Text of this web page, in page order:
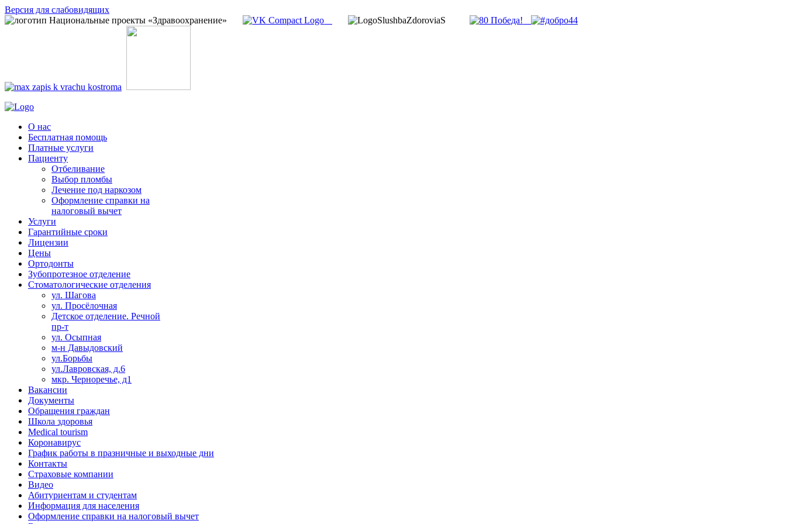
Версия для слабовидящих
О нас
Бесплатная помощь
Платные услуги
Пациенту
Отбеливание
Выбор пломбы
Лечение под наркозом
Оформление справки на
налоговый вычет
Услуги
Гарантийные сроки
Лицензии
Цены
Ортодонты
Зубопротезное отделение
Стоматологические отделения
ул. Шагова
ул. Просёлочная
Детское отделение. Речной
пр-т
ул. Осыпная
м-н Давыдовский
ул.Борьбы
ул.Лавровская, д.6
мкр. Черноречье, д1
Вакансии
Документы
Обращения граждан
Школа здоровья
Medical tourism
Коронавирус
График работы в празничные и выходные дни
Контакты
Страховые компании
Видео
Абитуриентам и студентам
Информация для населения
Оформление справки на налоговый вычет